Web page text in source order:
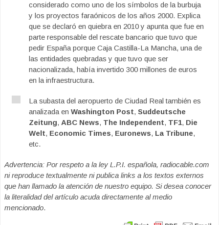
considerado como uno de los símbolos de la burbuja
y los proyectos faraónicos de los años 2000. Explica
que se declaró en quiebra en 2010 y apunta que fue en
parte responsable del rescate bancario que tuvo que
pedir España porque Caja Castilla-La Mancha, una de
las entidades quebradas y que tuvo que ser
nacionalizada, había invertido 300 millones de euros
en la infraestructura.
La subasta del aeropuerto de Ciudad Real también es
analizada en Washington Post, Suddeutsche
Zeitung, ABC News, The Independent, TF1, Die
Welt, Economic Times, Euronews, La Tribune,
etc.
Advertencia: Por respeto a la ley L.P.I. española, radiocable.com
ni reproduce textualmente ni publica links a los textos externos
que han llamado la atención de nuestro equipo. Si desea conocer
la literalidad del artículo acuda directamente al medio
mencionado.